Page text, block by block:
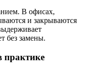
В офисах,
и закрываются
без замены.
практике